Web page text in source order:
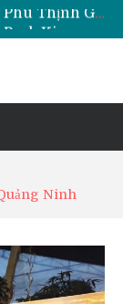
Taxi tải giá rẻ tại chung cư Park Kiara Hà Đông
Taxi tải giá rẻ tại chung cư Grande Park Phú Lãm
Ninh